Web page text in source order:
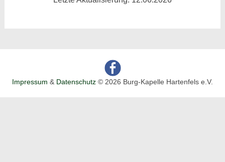
Impressum & Datenschutz © 2026 Burg-Kapelle Hartenfels e.V.